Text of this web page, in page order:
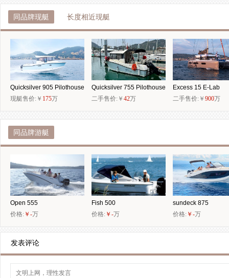
同品牌现艇 长度相近现艇
Quicksilver 905 Pilothouse
现艇售价:￥ 175万
Quicksilver 755 Pilothouse
二手售价:￥ 42万
Excess 15 E-Lab
二手售价:￥ 900万
同品牌游艇
Open 555
价格: ￥-万
Fish 500
价格: ￥-万
sundeck 875
价格: ￥-万
发表评论